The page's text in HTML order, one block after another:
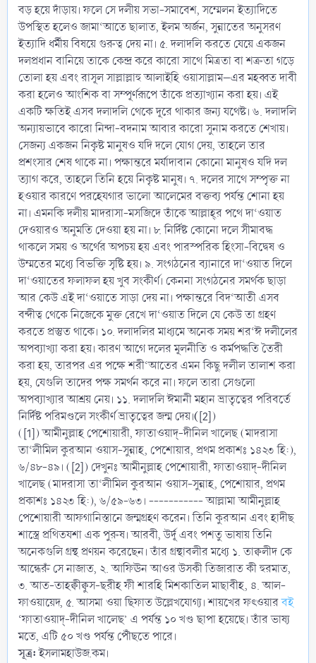
বড় হয়ে দাঁড়ায়। ফলে সে দলীয় সভা-সমাবেশ, সম্মেলন ইত্যাদিতে
উপস্থিত হলেও জামা‘আতে ছালাত, ইলম অর্জন, সুন্নাতের অনুসরণ
ইত্যাদি ধর্মীয় বিষয়ে গুরুত্ব দেয় না। ৫. দলাদলি করতে যেয়ে একজন
দলপ্রধান বানিয়ে তাকে কেন্দ্র করে কারো সাথে মিত্রতা বা শত্রুতা গড়ে
তোলা হয় এবং রাসূল সাল্লাল্লাহু আলাইহি ওয়াসাল্লাম–এর মহব্বত দাবী
করা হলেও আংশিক বা সম্পূর্ণরূপে তাঁকে প্রত্যাখ্যান করা হয়। এই
একটি ক্ষতিই এসব দলাদলি থেকে দূরে থাকার জন্য যথেষ্ট। ৬. দলাদলি
অন্যায়ভাবে কারো নিন্দা-বদনাম আবার কারো সুনাম করতে শেখায়।
সেজন্য একজন নিকৃষ্ট মানুষও যদি দলে যোগ দেয়, তাহলে তার
প্রশংসার শেষ থাকে না। পক্ষান্তরে মর্যাদাবান কোনো মানুষও যদি দল
ত্যাগ করে, তাহলে তিনি হয়ে নিকৃষ্ট মানুষ। ৭. দলের সাথে সম্পৃক্ত না
হওয়ার কারণে পরহেযগার ভালো আলেমের বক্তব্য পর্যন্ত শোনা হয়
না। এমনকি দলীয় মাদরাসা-মসজিদে তাঁকে আল্লাহ্‌র পথে দা‘ওয়াত
দেওয়ারও অনুমতি দেওয়া হয় না। ৮. নির্দিষ্ট কোনো দলে সীমাবদ্ধ
থাকলে সময় ও অর্থের অপচয় হয় এবং পারস্পরিক হিংসা-বিদ্বেষ ও
উম্মতের মধ্যে বিভক্তি সৃষ্টি হয়। ৯. সংগঠনের ব্যানারে দা‘ওয়াত দিলে
দা‘ওয়াতের ফলাফল হয় খুব সংকীর্ণ। কেননা সংগঠনের সমর্থক ছাড়া
আর কেউ এই দা‘ওয়াতে সাড়া দেয় না। পক্ষান্তরে বিদ‘আতী এসব
বন্দীত্ব থেকে নিজেকে মুক্ত রেখে দা‘ওয়াত দিলে যে কেউ তা গ্রহণ
করতে প্রস্তুত থাকে। ১০. দলাদলির মাধ্যমে অনেক সময় শর‘ঈ দলীলের
অপব্যাখ্যা করা হয়। কারণ আগে দলের মূলনীতি ও কর্মপদ্ধতি তৈরী
করা হয়, তারপর এর পক্ষে শরী‘আতের এমন কিছু দলীল তালাশ করা
হয়, যেগুলি তাদের পক্ষ সমর্থন করে না। ফলে তারা সেগুলো
অপব্যাখ্যার আশ্রয় নেয়। ১১. দলাদলি ঈমানী মহান ভ্রাতৃত্বের পরিবর্তে
নির্দিষ্ট পরিমণ্ডলে সংকীর্ণ ভ্রাতৃত্বের জন্ম দেয়।([2])
([1]) আমীনুল্লাহ পেশোয়ারী, ফাতাওয়াদ্‌-দীনিল খালেছ (মাদরাসা
তা‘লীমিল কুরআন ওয়াস-সুন্নাহ, পেশোয়ার, প্রথম প্রকাশঃ ১৪২৩ হি:),
৬/৪৮-৪৯। ([2]) দেখুনঃ আমীনুল্লাহ পেশোয়ারী, ফাতাওয়াদ্‌-দীনিল
খালেছ (মাদরাসা তা‘লীমিল কুরআন ওয়াস-সুন্নাহ, পেশোয়ার, প্রথম
প্রকাশঃ ১৪২৩ হি:), ৬/৫৯-৬৩। ----------- আল্লামা আমীনুল্লাহ
পেশোয়ারী আফগানিস্তানে জন্মগ্রহণ করেন। তিনি কুরআন এবং হাদীছ
শাস্ত্রে প্রথিতযশা এক পুরুষ। আরবী, উর্দূ এবং পশতু ভাষায় তিনি
অনেকগুলি গ্রন্থ প্রণয়ন করেছেন। তাঁর গ্রন্থাবলীর মধ্যে ১. তাক্বলীদ কে
আন্ধেরুঁ সে নাজাত, ২. আফিঊন আওর উসকী তিজারাত কী হুরমাত,
৩. আত-তাহক্বীক্বুস-ছরীহ ফী শারহি মিশকাতিল মাছাবীহ, ৪. আল-
ফাওয়ায়েদ, ৫. আসমা ওয়া ছিফাত উল্লেখযোগ্য। শায়খের ফৎওয়ারবই
‘ফাতাওয়াদ্‌-দীনিল খালেছ’ এ পর্যন্ত ১০ খণ্ড ছাপা হয়েছে। তাঁর ভাষ্য
মতে, এটি ৫০ খণ্ড পর্যন্ত পৌঁছতে পারে।
সূত্র:ইসলামহাউজ.কম।